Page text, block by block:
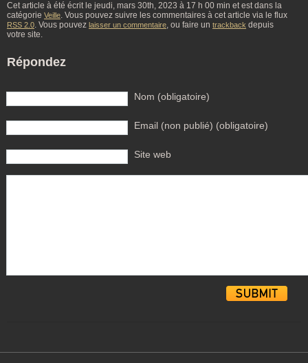
Cet article à été écrit le jeudi, mars 30th, 2023 à 17 h 00 min et est dans la
catégorie Veille. Vous pouvez suivre les commentaires à cet article via le flux
RSS 2.0. Vous pouvez laisser un commentaire, ou faire un trackback depuis
votre site.
Répondez
Nom (obligatoire)
Email (non publié) (obligatoire)
Site web